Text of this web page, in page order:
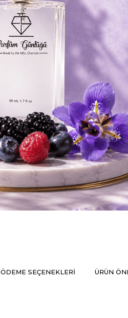
ÖDEME SEÇENEKLERI ÜRÜN